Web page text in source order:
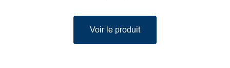
Voir le produit